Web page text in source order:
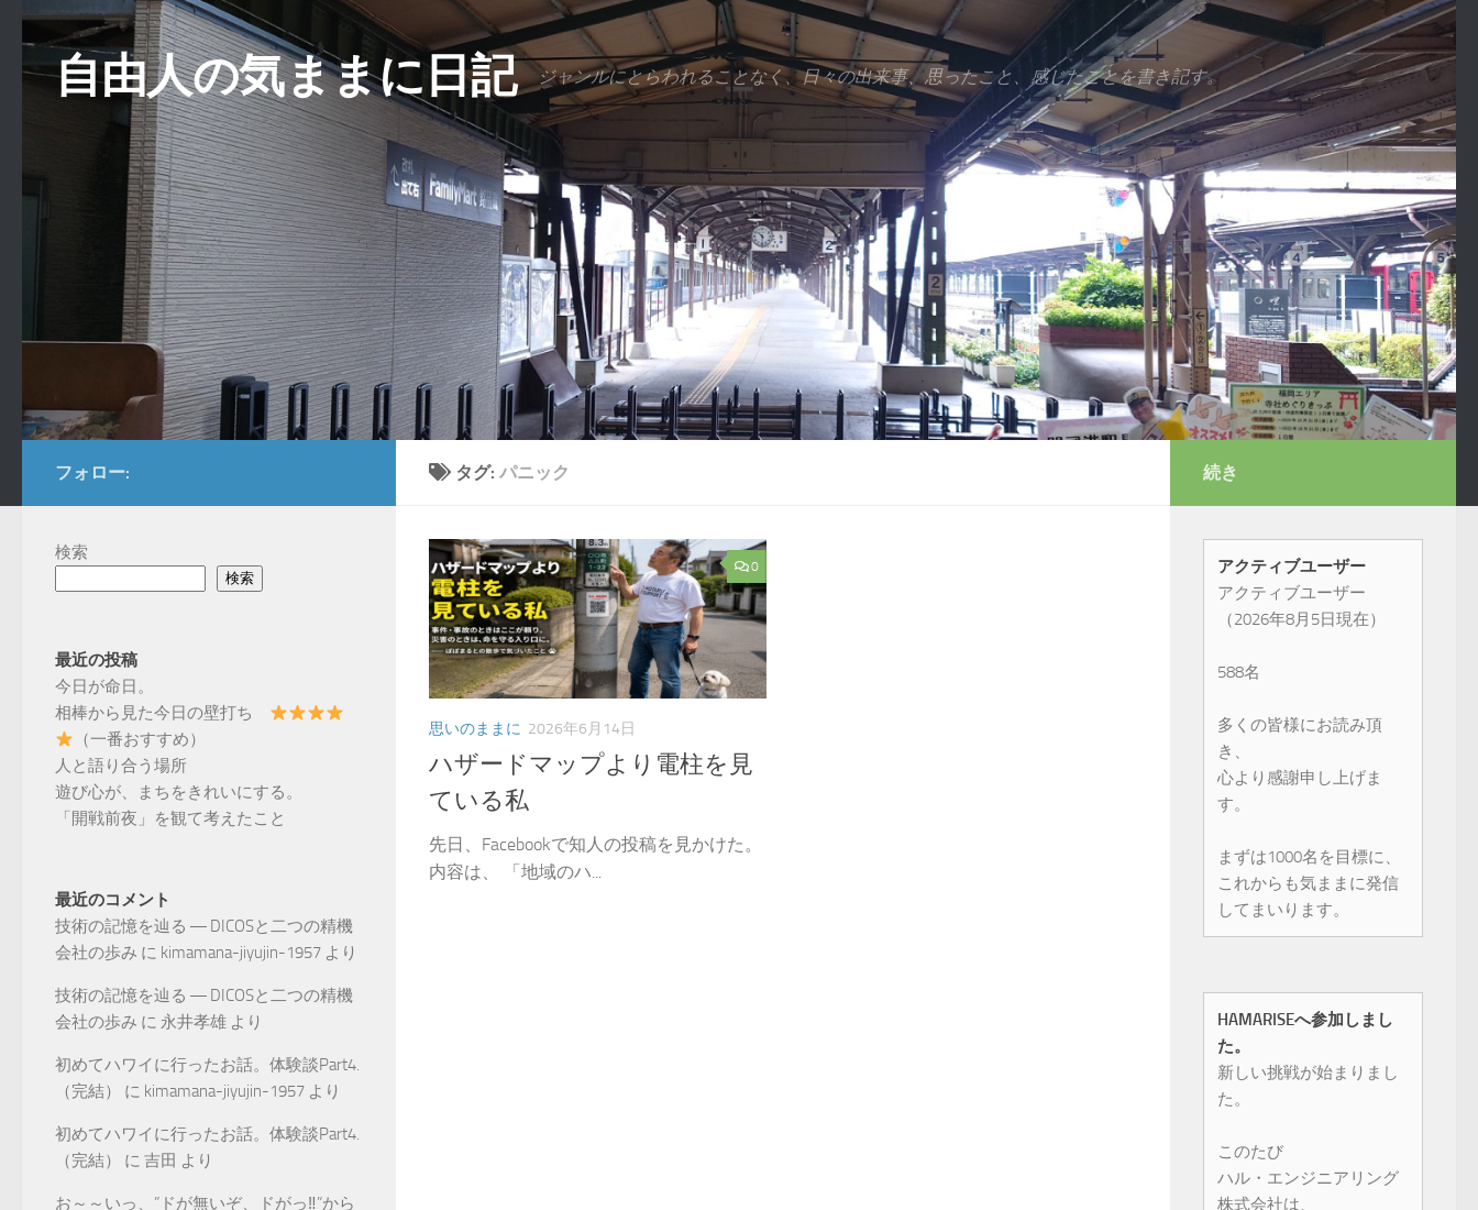
コンテンツへスキップ
自由人の気ままに日記 ジャンルにとらわれることなく、日々の出来事、思ったこと、感じたことを書き記す。
タグ: パニック
0
思いのままに 2026年6月14日
ハザードマップより電柱を見
ている私
先日、Facebookで知人の投稿を見かけた。
内容は、 「地域のハ...
フォロー:
検索
検索
最近の投稿
今日が命日。
相棒から見た今日の壁打ち
（一番おすすめ）
人と語り合う場所
遊び心が、まちをきれいにする。
「開戦前夜」を観て考えたこと
最近のコメント
技術の記憶を辿る ― DICOSと二つの精機
会社の歩み に kimamana-jiyujin-1957 より
技術の記憶を辿る ― DICOSと二つの精機
会社の歩み に 永井孝雄 より
初めてハワイに行ったお話。体験談Part4.
（完結）
に kimamana-jiyujin-1957 より
初めてハワイに行ったお話。体験談Part4.
（完結）
に 吉田 より
お～～いっ、”ドが無いぞ、ドがっ‼”から
続き
アクティブユーザー
アクティブユーザー
（2026年8月5日現在）
588名
多くの皆様にお読み頂
き、
心より感謝申し上げま
す。
まずは1000名を目標に、
これからも気ままに発信
してまいります。
HAMARISEへ参加しまし
た。
新しい挑戦が始まりまし
た。
このたび
ハル・エンジニアリング
株式会社は、